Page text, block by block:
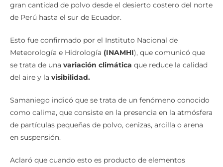
gran cantidad de polvo desde el desierto costero del norte
de Perú hasta el sur de Ecuador.
Esto fue confirmado por el Instituto Nacional de
Meteorología e Hidrología (INAMHI), que comunicó que
se trata de una variación climática que reduce la calidad
del aire y la visibilidad.
Samaniego indicó que se trata de un fenómeno conocido
como calima, que consiste en la presencia en la atmósfera
de partículas pequeñas de polvo, cenizas, arcilla o arena
en suspensión.
Aclaró que cuando esto es producto de elementos